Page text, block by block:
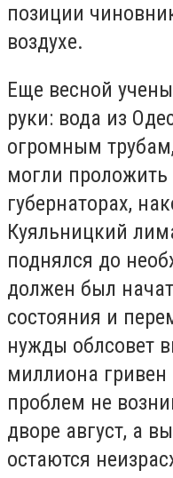
позиции
воздухе.
Еще весной
руки: вода из
огромным
могли проложить
губернаторах,
Куяльницкий
поднялся до
должен был
состояния и
нужды облсовет
миллиона гривен
проблем не
дворе август, а
остаются